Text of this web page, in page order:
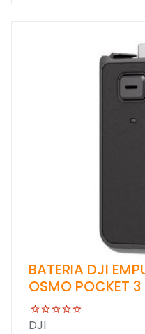
BATERIA DJI
OSMO POCKET 3
DJI